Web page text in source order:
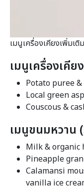
เมนูเครื่องเคียงเพิ่มเติม
เมนูเครื่องเคีย
Potato puree
Local green
Couscous &
เมนูขนมหวาน
Milk & organic
Pineapple
Calamansi
vanilla ice